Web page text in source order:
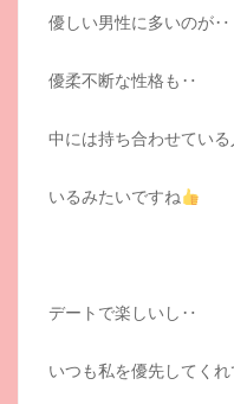
優しい男性に多いのが‥
優柔不断な性格も‥
中には持ち合わせてい
いるみたいですね
デートで楽しいし‥
いつも私を優先してく